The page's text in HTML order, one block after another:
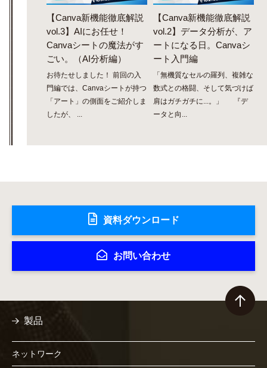
【Canva新機能徹底解説
vol.3】AIにお任せ！
Canvaシートの魔法がす
ごい。（AI分析編）
お待たせしました！ 前回の入
門編では、Canvaシートが持つ
「アート」の側面をご紹介しま
したが、 ...
【Canva新機能徹底解説
vol.2】データ分析が、ア
ートになる日。Canvaシ
ート入門編
「無機質なセルの羅列、複雑な
数式との格闘、そして気づけば
肩はガチガチに...。」 『デ
ータと向...
資料ダウンロード
お問い合わせ
製品
ネットワーク